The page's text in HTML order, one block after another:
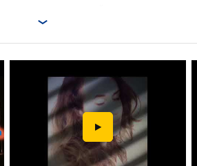
к надежде и
художественному
внушительный каталог
и совместных проектов с
Barbara Morgenstern,
другими. Подходя к творчеству